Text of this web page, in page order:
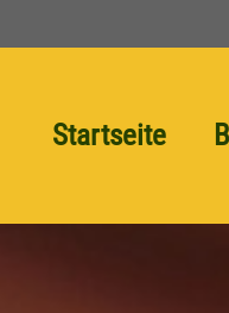
Startseite